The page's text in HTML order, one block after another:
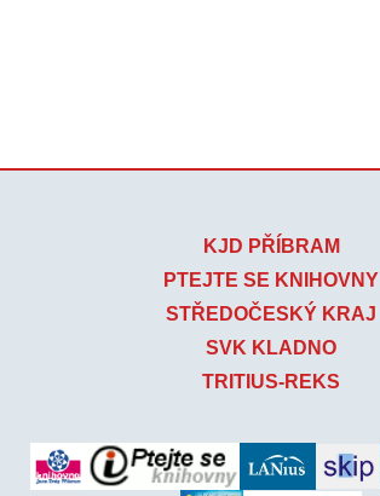
KJD PŘÍBRAM
PTEJTE SE KNIHOVNY
STŘEDOČESKÝ KRAJ
SVK KLADNO
TRITIUS-REKS